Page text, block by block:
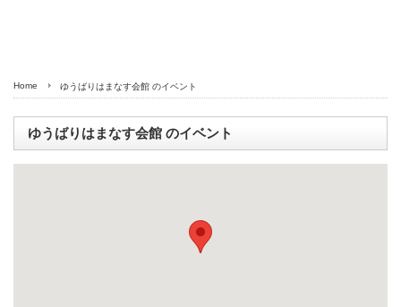
Home ゆうばりはまなす会館 のイベント
ゆうばりはまなす会館 のイベント